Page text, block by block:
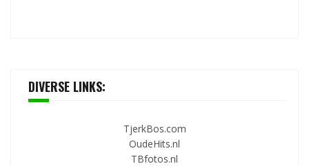
DIVERSE LINKS:
TjerkBos.com
OudeHits.nl
TBfotos.nl